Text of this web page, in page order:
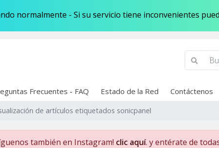
normalmente - Si su servicio tiene inconvenientes
Frecuentes - FAQ Estado de la Red Contáctenos
de artículos etiquetados sonicpanel
también en Instagram! clic aquí. y entérate de